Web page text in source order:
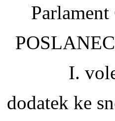
I.
dodatek ke